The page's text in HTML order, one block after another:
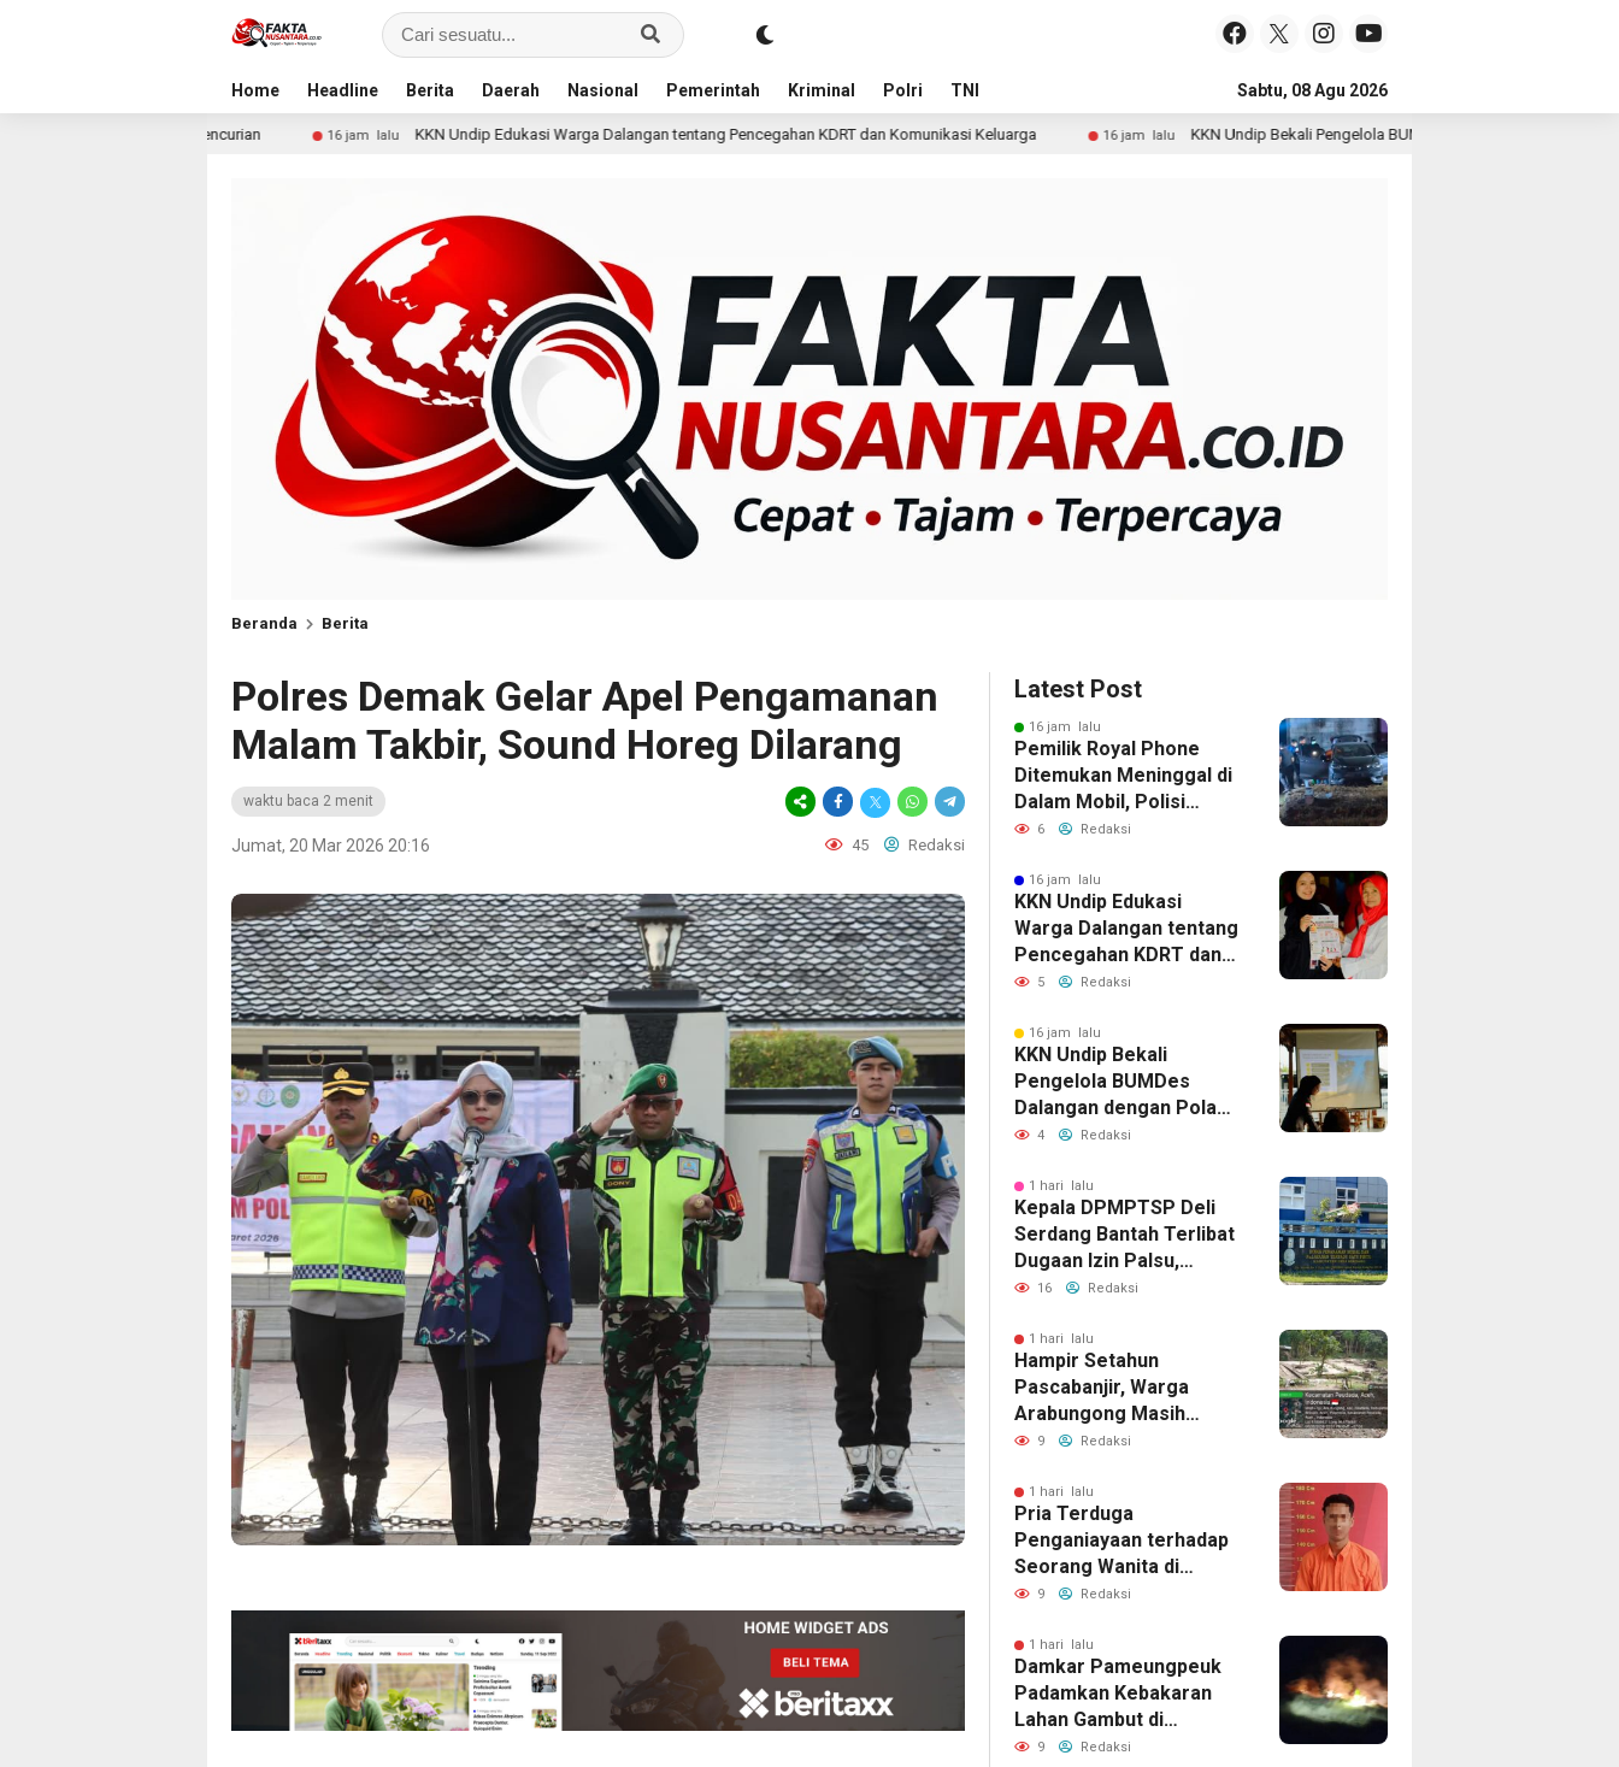
Home Headline Berita Daerah Nasional Pemerintah Kriminal Polri TNI Sabtu, 08 Agu 2026
16 jam lalu KKN Undip Edukasi Warga Dalangan tentang Pencegahan KDRT dan Komunikasi Keluarga 16 jam lalu KKN Undip Bekali Pengelola BUMDes Dalangan dengan Pola Pikir Inovatif
Beranda Berita
Polres Demak Gelar Apel Pengamanan
Malam Takbir, Sound Horeg Dilarang
waktu baca 2 menit
Jumat, 20 Mar 2026 20:16 45 Redaksi
Latest Post
16 jam lalu
Pemilik Royal Phone
Ditemukan Meninggal di
Dalam Mobil, Polisi
Selidiki Dugaan
Pencurian
6 Redaksi
16 jam lalu
KKN Undip Edukasi
Warga Dalangan tentang
Pencegahan KDRT dan
Komunikasi Keluarga
5 Redaksi
16 jam lalu
KKN Undip Bekali
Pengelola BUMDes
Dalangan dengan Pola
Pikir Inovatif
4 Redaksi
1 hari lalu
Kepala DPMPTSP Deli
Serdang Bantah Terlibat
Dugaan Izin Palsu,
Tegaskan Proses
Jalur Resmi
16 Redaksi
1 hari lalu
Hampir Setahun
Pascabanjir, Warga
Arabungong Masih
Menunggu Bantuan
9 Redaksi
1 hari lalu
Pria Terduga
Penganiayaan terhadap
Seorang Wanita di
Medan Ditangkap Polisi
9 Redaksi
1 hari lalu
Damkar Pameungpeuk
Padamkan Kebakaran
Lahan Gambut di
Cibalong, Permukiman
9 Redaksi